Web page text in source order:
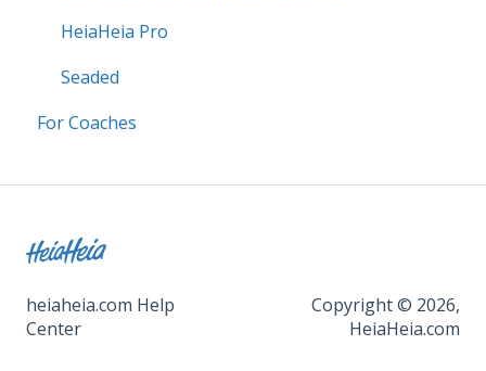
HeiaHeia Pro
Seaded
For Coaches
heiaheia.com Help
Center
Copyright © 2026,
HeiaHeia.com